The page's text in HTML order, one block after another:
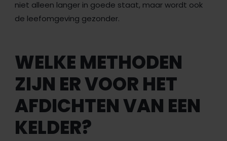
niet alleen langer in goede staat, maar wordt ook
de leefomgeving gezonder.
WELKE METHODEN
ZIJN ER VOOR HET
AFDICHTEN VAN EEN
KELDER?